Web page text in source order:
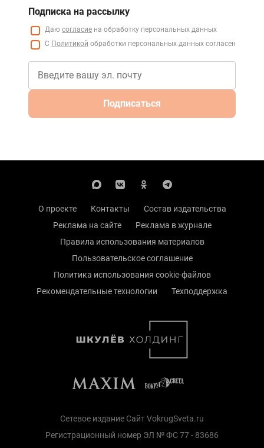
Подписка на рассылку
Даю согласие на обработку персональных данных
С Политикой обработки персональных данных согласен
Подписаться
О проекте Контакты
Состав издательства
Реклама на сайте
Реклама в журнале
Правила использования материалов
Пользовательское соглашение
Политика использования cookie-файлов
Рекомендательные технологии
Техподдержка
Сетевое издание Сайт VokrugSveta.ru
Регистрационный номер ЭЛ № ФС 77 - 83686